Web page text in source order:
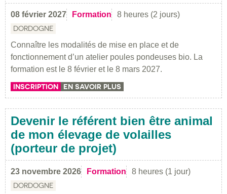
08 février 2027 Formation 8 heures (2 jours)
DORDOGNE
Connaître les modalités de mise en place et de
fonctionnement d’un atelier poules pondeuses bio. La
formation est le 8 février et le 8 mars 2027.
INSCRIPTION EN SAVOIR PLUS
Devenir le référent bien être animal
de mon élevage de volailles
(porteur de projet)
23 novembre 2026 Formation 8 heures (1 jour)
DORDOGNE